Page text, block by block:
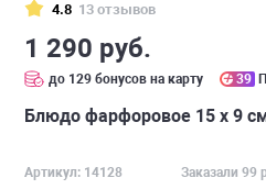
4.8 13 отзывов
1 290 руб.
до 129 бонусов на карту 39
Блюдо фарфоровое 15 х 9
Артикул: 14128 Заказали 99